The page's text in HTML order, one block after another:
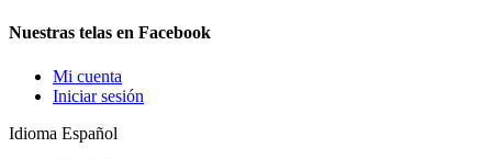
Nuestras telas en Facebook
Mi cuenta
Iniciar sesión
Idioma Español